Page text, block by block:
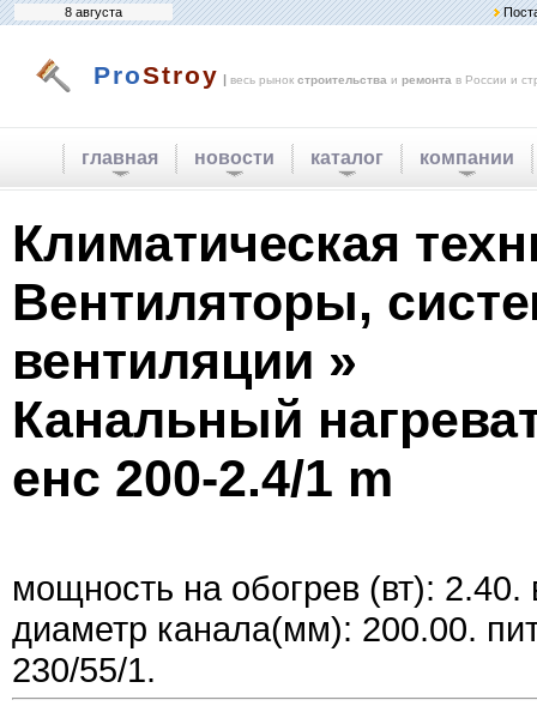
8 августа
ProStroy | весь рынок строительства и ремонта в России и
главная новости каталог компании
Климатическая
Вентиляторы,
вентиляции »
Канальный
eнс 200-2.4/1 m
мощность на обогрев (вт): 2.40.
диаметр канала(мм): 200.00.
230/55/1.